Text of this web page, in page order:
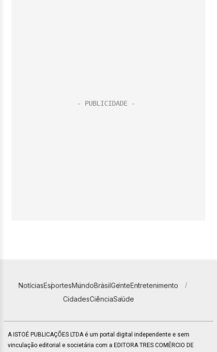
NotíciasEsportesMundoBrasilGenteEntretenimento
CidadesCiênciaSaúde
A ISTOÉ PUBLICAÇÕES LTDA é um portal digital independente e sem
vinculação editorial e societária com a EDITORA TRES COMÉRCIO DE